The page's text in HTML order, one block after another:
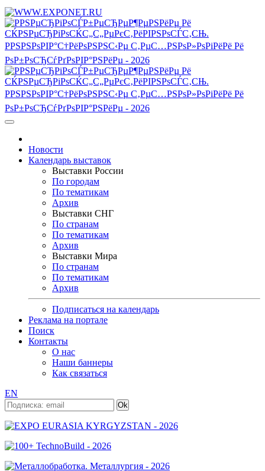
Новости
Календарь выставок
Выставки России
По городам
По тематикам
Архив
Выставки СНГ
По странам
По тематикам
Архив
Выставки Мира
По странам
По тематикам
Архив
Подписаться на календарь
Реклама на портале
Поиск
Контакты
О нас
Наши баннеры
Как связаться
EN